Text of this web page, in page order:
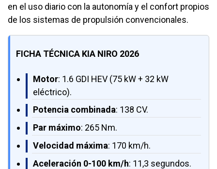
en el uso diario con la autonomía y el confort propios
de los sistemas de propulsión convencionales.
FICHA TÉCNICA KIA NIRO 2026
Motor: 1.6 GDI HEV (75 kW + 32 kW
eléctrico).
Potencia combinada: 138 CV.
Par máximo: 265 Nm.
Velocidad máxima: 170 km/h.
Aceleración 0-100 km/h: 11,3 segundos.